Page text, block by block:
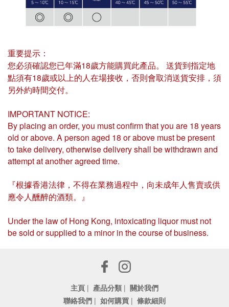
重要提示：
您必須確認您已年滿18歲方能購買此產品。 送貨到指定地
點須有18歲或以上的人在場接收，否則會取消送貨安排，須
另外約時間交付。
IMPORTANT NOTICE:
By placing an order, you must confirm that you are 18 years
old or above. A person aged 18 or above must be present
to take delivery, otherwise delivery shall be withdrawn and
attempt at another agreed time.
『根據香港法律，不得在業務過程中，向未成年人售賣或供
應令人醺醉的酒類。』
Under the law of Hong Kong, intoxicating liquor must not
be sold or supplied to a minor in the course of business.
主頁 | 產品分類 | 關於我們
聯絡我們 | 如何購買 | 條款細則